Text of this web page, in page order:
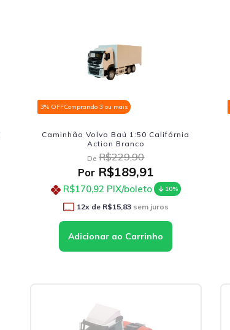
3% OFFComprando 3 ou mais
Caminhão Volvo Baú 1:50 Califórnia
Action Branco
De R$229,90
PorR$189,91
R$170,92 PIX/boleto 10%
12x de R$15,83sem juros